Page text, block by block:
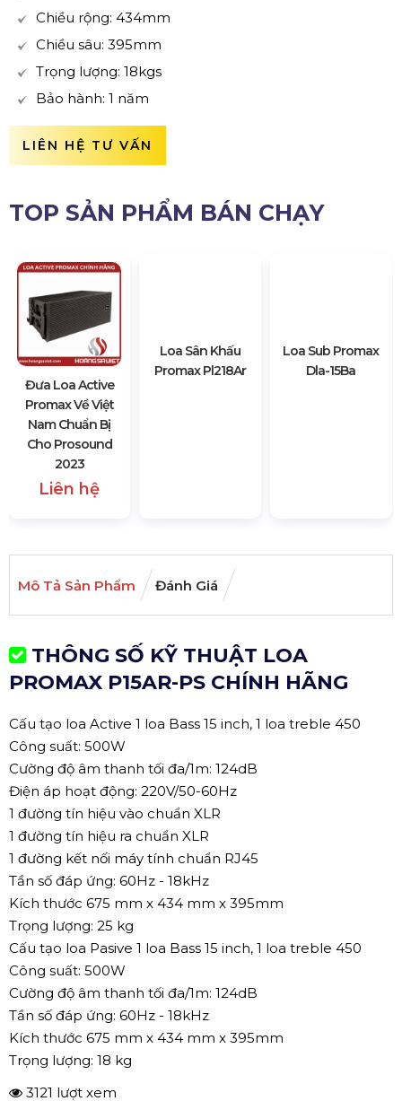
Chiều rộng: 434mm
Chiều sâu: 395mm
Trọng lượng: 18kgs
Bảo hành: 1 năm
LIÊN HỆ TƯ VẤN
TOP SẢN PHẨM BÁN CHẠY
Đưa Loa Active
Promax Về Việt
Nam Chuẩn Bị
Cho Prosound
2023
Liên hệ
Mô Tả Sản Phẩm Đánh Giá
THÔNG SỐ KỸ THUẬT LOA
PROMAX P15AR-PS CHÍNH HÃNG
Cấu tạo loa Active 1 loa Bass 15 inch, 1 loa treble 450
Công suất: 500W
Cường độ âm thanh tối đa/1m: 124dB
Điện áp hoạt động: 220V/50-60Hz
1 đường tín hiệu vào chuẩn XLR
1 đường tín hiệu ra chuẩn XLR
1 đường kết nối máy tính chuẩn RJ45
Tần số đáp ứng: 60Hz - 18kHz
Kích thước 675 mm x 434 mm x 395mm
Trọng lượng: 25 kg
Cấu tạo loa Pasive 1 loa Bass 15 inch, 1 loa treble 450
Công suất: 500W
Cường độ âm thanh tối đa/1m: 124dB
Tần số đáp ứng: 60Hz - 18kHz
Kích thước 675 mm x 434 mm x 395mm
Trọng lượng: 18 kg
3121 lượt xem